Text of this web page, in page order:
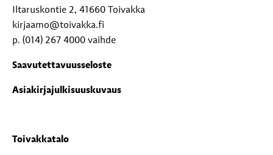
Iltaruskontie 2, 41660 Toivakka
kirjaamo@toivakka.fi
p. (014) 267 4000 vaihde
Saavutettavuusseloste
Asiakirjajulkisuuskuvaus
Toivakkatalo